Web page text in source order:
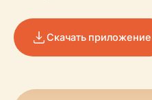
Скачать приложение